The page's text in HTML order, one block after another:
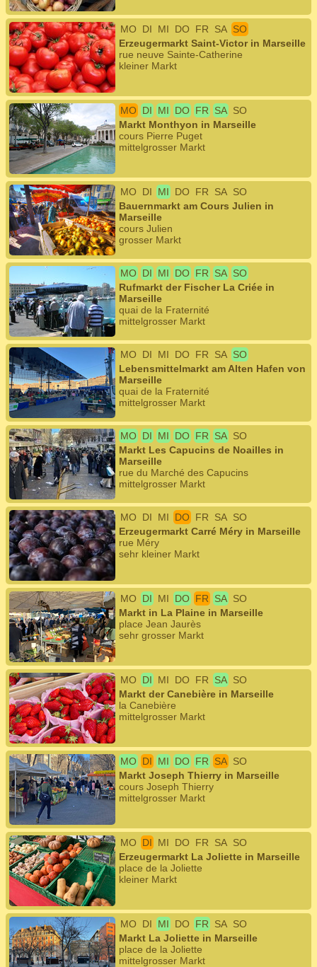
MO DI MI DO FR SA SO
Erzeugermarkt Saint-Victor in Marseille
rue neuve Sainte-Catherine
kleiner Markt
MO DI MI DO FR SA SO
Markt Monthyon in Marseille
cours Pierre Puget
mittelgrosser Markt
MO DI MI DO FR SA SO
Bauernmarkt am Cours Julien in
Marseille
cours Julien
grosser Markt
MO DI MI DO FR SA SO
Rufmarkt der Fischer La Criée in
Marseille
quai de la Fraternité
mittelgrosser Markt
MO DI MI DO FR SA SO
Lebensmittelmarkt am Alten Hafen von
Marseille
quai de la Fraternité
mittelgrosser Markt
MO DI MI DO FR SA SO
Markt Les Capucins de Noailles in
Marseille
rue du Marché des Capucins
mittelgrosser Markt
MO DI MI DO FR SA SO
Erzeugermarkt Carré Méry in Marseille
rue Méry
sehr kleiner Markt
MO DI MI DO FR SA SO
Markt in La Plaine in Marseille
place Jean Jaurès
sehr grosser Markt
MO DI MI DO FR SA SO
Markt der Canebière in Marseille
la Canebière
mittelgrosser Markt
MO DI MI DO FR SA SO
Markt Joseph Thierry in Marseille
cours Joseph Thierry
mittelgrosser Markt
MO DI MI DO FR SA SO
Erzeugermarkt La Joliette in Marseille
place de la Joliette
kleiner Markt
MO DI MI DO FR SA SO
Markt La Joliette in Marseille
place de la Joliette
mittelgrosser Markt